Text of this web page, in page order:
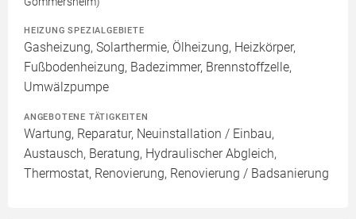
HEIZUNG SPEZIALGEBIETE
Gasheizung, Solarthermie, Ölheizung, Heizkörper,
Fußbodenheizung, Badezimmer, Brennstoffzelle,
Umwälzpumpe
ANGEBOTENE TÄTIGKEITEN
Wartung, Reparatur, Neuinstallation / Einbau,
Austausch, Beratung, Hydraulischer Abgleich,
Thermostat, Renovierung, Renovierung / Badsanierung